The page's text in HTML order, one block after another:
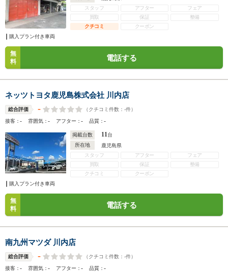
スタッフ
アフター
フェア
買取
保証
整備
クチコミ
クーポン
購入プラン付き車両
無
料
電話する
ネッツトヨタ鹿児島株式会社 川内店
総合評価 - （クチコミ件数： -件）
接客：- 雰囲気：- アフター：- 品質：-
掲載台数 11台
所在地
鹿児島県
スタッフ
アフター
フェア
買取
保証
整備
クチコミ
クーポン
購入プラン付き車両
無
料
電話する
南九州マツダ 川内店
総合評価 - （クチコミ件数： -件）
接客：- 雰囲気：- アフター：- 品質：-